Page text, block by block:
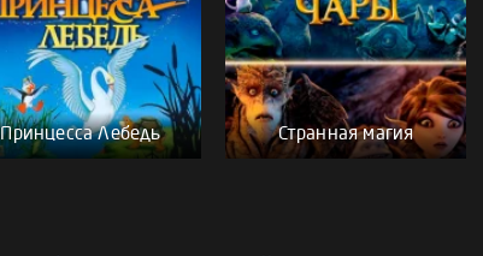
Принцесса Лебедь Странная магия